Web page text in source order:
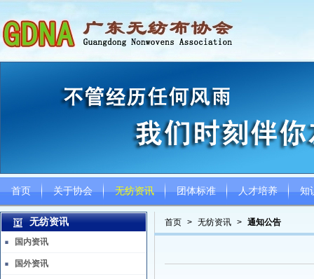
首页 关于协会 无纺资讯 团体标准 人才培养 知
首页 > 无纺资讯 > 通知公告
无纺资讯
国内资讯
国外资讯